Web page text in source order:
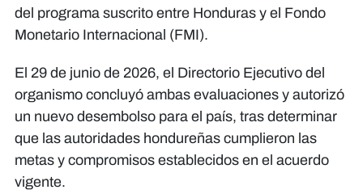
del programa suscrito entre Honduras y el Fondo
Monetario Internacional (FMI).
El 29 de junio de 2026, el Directorio Ejecutivo del
organismo concluyó ambas evaluaciones y autorizó
un nuevo desembolso para el país, tras determinar
que las autoridades hondureñas cumplieron las
metas y compromisos establecidos en el acuerdo
vigente.